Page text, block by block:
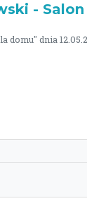
-
domu" dnia